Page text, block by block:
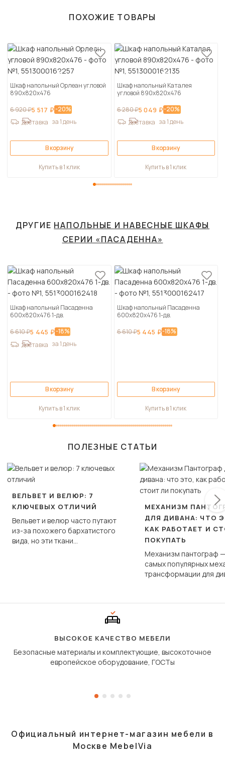
ПОХОЖИЕ ТОВАРЫ
Шкаф напольный Орлеан угловой
890х820х476
6 920 ₽5 517 ₽-20%
Доставка за 1 день
В корзину
Купить в 1 клик
Шкаф напольный Каталея
угловой 890х820х476
6 280 ₽5 049 ₽-20%
Доставка за 1 день
В корзину
Купить в 1 клик
ДРУГИЕ НАПОЛЬНЫЕ И НАВЕСНЫЕ ШКАФЫ
СЕРИИ «ПАСАДЕННА»
Шкаф напольный Пасаденна
600х820х476 1-дв.
6 610 ₽5 445 ₽-18%
Доставка за 1 день
В корзину
Купить в 1 клик
Шкаф напольный Пасаденна
600х820х476 1-дв.
6 610 ₽5 445 ₽-18%
В корзину
Купить в 1 клик
ПОЛЕЗНЫЕ СТАТЬИ
ВЕЛЬВЕТ И ВЕЛЮР: 7
КЛЮЧЕВЫХ ОТЛИЧИЙ
Вельвет и велюр часто путают
из-за похожего бархатистого
вида, но эти ткани
МЕХАНИЗМ
ДЛЯ ДИВАНА: ЧТО
КАК РАБОТАЕТ И
ПОКУПАТЬ
Механизм пантограф
самых популярных
трансформации для
сиденье не
дугообразной
ВЫСОКОЕ КАЧЕСТВО МЕБЕЛИ
Безопасные материалы и комплектующие, высокоточное
европейское оборудование, ГОСТы
Официальный интернет-магазин мебели в
Москве MebelVia